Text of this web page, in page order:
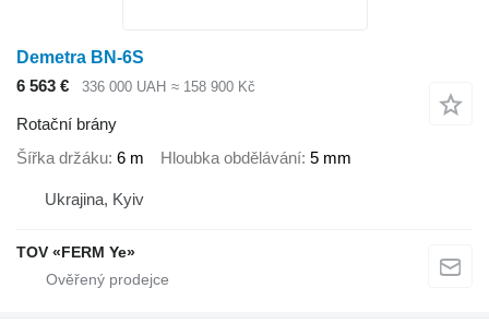
Demetra BN-6S
6 563 €
336 000 UAH ≈ 158 900 Kč
Rotační brány
Šířka držáku 6 m Hloubka obdělávání 5 mm
Ukrajina, Kyiv
TOV «FERM Ye»